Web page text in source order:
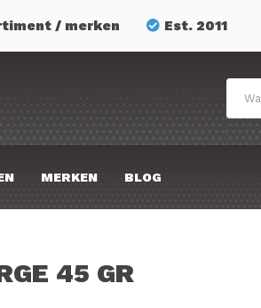
/ merken Est. 2011
MERKEN BLOG
45 GR